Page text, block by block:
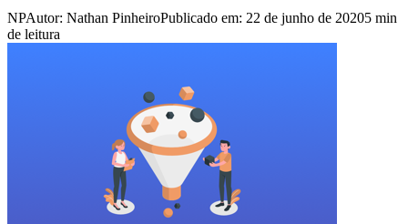
NPAutor: Nathan PinheiroPublicado em: 22 de junho de 20205 min
de leitura